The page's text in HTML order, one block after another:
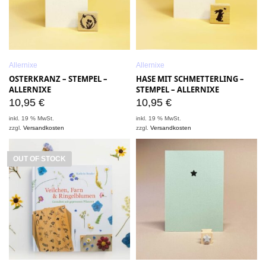
Allernixe
OSTERKRANZ – STEMPEL –
ALLERNIXE
10,95 €
inkl. 19 % MwSt.
zzgl.Versandkosten
Allernixe
HASE MIT SCHMETTERLING –
STEMPEL – ALLERNIXE
10,95 €
inkl. 19 % MwSt.
zzgl.Versandkosten
OUT OF STOCK